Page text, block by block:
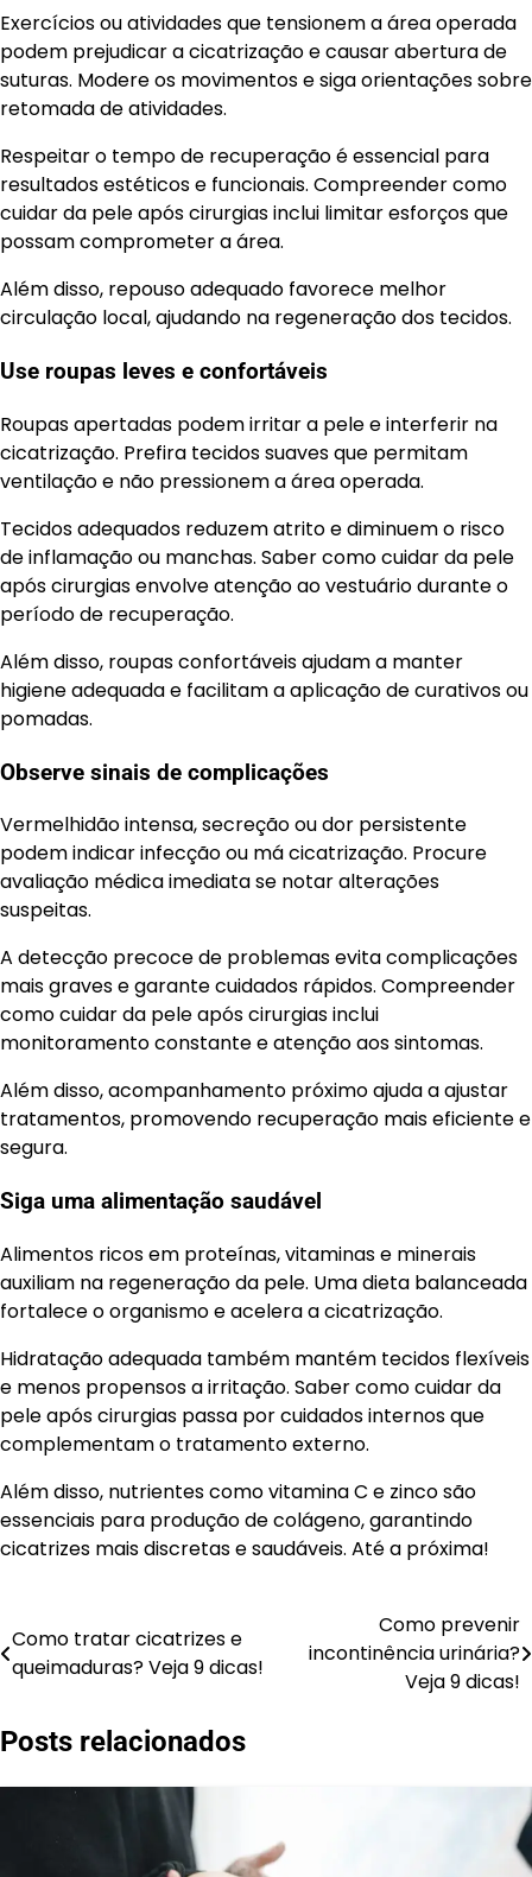
Exercícios ou atividades que tensionem a área operada
podem prejudicar a cicatrização e causar abertura de
suturas. Modere os movimentos e siga orientações sobre
retomada de atividades.
Respeitar o tempo de recuperação é essencial para
resultados estéticos e funcionais. Compreender como
cuidar da pele após cirurgias inclui limitar esforços que
possam comprometer a área.
Além disso, repouso adequado favorece melhor
circulação local, ajudando na regeneração dos tecidos.
Use roupas leves e confortáveis
Roupas apertadas podem irritar a pele e interferir na
cicatrização. Prefira tecidos suaves que permitam
ventilação e não pressionem a área operada.
Tecidos adequados reduzem atrito e diminuem o risco
de inflamação ou manchas. Saber como cuidar da pele
após cirurgias envolve atenção ao vestuário durante o
período de recuperação.
Além disso, roupas confortáveis ajudam a manter
higiene adequada e facilitam a aplicação de curativos ou
pomadas.
Observe sinais de complicações
Vermelhidão intensa, secreção ou dor persistente
podem indicar infecção ou má cicatrização. Procure
avaliação médica imediata se notar alterações
suspeitas.
A detecção precoce de problemas evita complicações
mais graves e garante cuidados rápidos. Compreender
como cuidar da pele após cirurgias inclui
monitoramento constante e atenção aos sintomas.
Além disso, acompanhamento próximo ajuda a ajustar
tratamentos, promovendo recuperação mais eficiente e
segura.
Siga uma alimentação saudável
Alimentos ricos em proteínas, vitaminas e minerais
auxiliam na regeneração da pele. Uma dieta balanceada
fortalece o organismo e acelera a cicatrização.
Hidratação adequada também mantém tecidos flexíveis
e menos propensos a irritação. Saber como cuidar da
pele após cirurgias passa por cuidados internos que
complementam o tratamento externo.
Além disso, nutrientes como vitamina C e zinco são
essenciais para produção de colágeno, garantindo
cicatrizes mais discretas e saudáveis. Até a próxima!
Navegação
de
Como tratar cicatrizes e
queimaduras? Veja 9 dicas!
Como prevenir
incontinência urinária?
Veja 9 dicas!
Posts relacionados